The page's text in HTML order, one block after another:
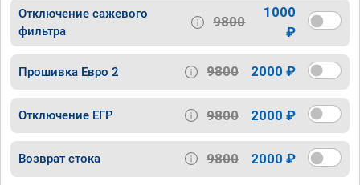
Отключение сажевого
фильтра
9800
1000
₽
Прошивка Евро 2 9800 2000 ₽
Отключение ЕГР 9800 2000 ₽
Возврат стока 9800 2000 ₽